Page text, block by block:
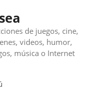
de juegos, cine,
videos, humor,
música o Internet